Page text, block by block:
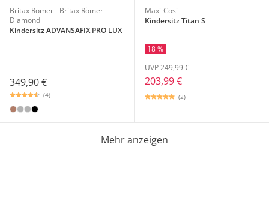
Britax Römer - Britax Römer
Diamond
Kindersitz ADVANSAFIX PRO LUX
349,90 €
(4)
Maxi-Cosi
Kindersitz Titan S
18 %
203,99 €
UVP 249,99 €
(2)
Mehr anzeigen